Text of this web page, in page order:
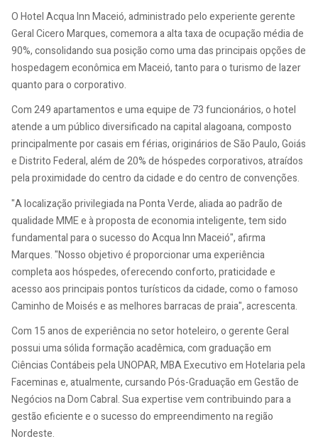
O Hotel Acqua Inn Maceió, administrado pelo experiente gerente
Geral Cicero Marques, comemora a alta taxa de ocupação média de
90%, consolidando sua posição como uma das principais opções de
hospedagem econômica em Maceió, tanto para o turismo de lazer
quanto para o corporativo.
Com 249 apartamentos e uma equipe de 73 funcionários, o hotel
atende a um público diversificado na capital alagoana, composto
principalmente por casais em férias, originários de São Paulo, Goiás
e Distrito Federal, além de 20% de hóspedes corporativos, atraídos
pela proximidade do centro da cidade e do centro de convenções.
"A localização privilegiada na Ponta Verde, aliada ao padrão de
qualidade MME e à proposta de economia inteligente, tem sido
fundamental para o sucesso do Acqua Inn Maceió", afirma
Marques. "Nosso objetivo é proporcionar uma experiência
completa aos hóspedes, oferecendo conforto, praticidade e
acesso aos principais pontos turísticos da cidade, como o famoso
Caminho de Moisés e as melhores barracas de praia", acrescenta.
Com 15 anos de experiência no setor hoteleiro, o gerente Geral
possui uma sólida formação acadêmica, com graduação em
Ciências Contábeis pela UNOPAR, MBA Executivo em Hotelaria pela
Faceminas e, atualmente, cursando Pós-Graduação em Gestão de
Negócios na Dom Cabral. Sua expertise vem contribuindo para a
gestão eficiente e o sucesso do empreendimento na região
Nordeste.